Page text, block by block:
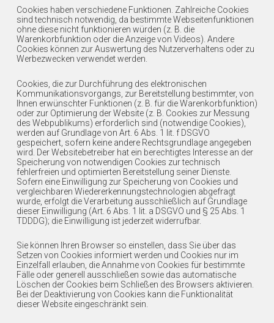
Cookies haben verschiedene Funktionen. Zahlreiche Cookies
sind technisch notwendig, da bestimmte Webseitenfunktionen
ohne diese nicht funktionieren würden (z. B. die
Warenkorbfunktion oder die Anzeige von Videos). Andere
Cookies können zur Auswertung des Nutzerverhaltens oder zu
Werbezwecken verwendet werden.
Cookies, die zur Durchführung des elektronischen
Kommunikationsvorgangs, zur Bereitstellung bestimmter, von
Ihnen erwünschter Funktionen (z. B. für die Warenkorbfunktion)
oder zur Optimierung der Website (z. B. Cookies zur Messung
des Webpublikums) erforderlich sind (notwendige Cookies),
werden auf Grundlage von Art. 6 Abs. 1 lit. f DSGVO
gespeichert, sofern keine andere Rechtsgrundlage angegeben
wird. Der Websitebetreiber hat ein berechtigtes Interesse an der
Speicherung von notwendigen Cookies zur technisch
fehlerfreien und optimierten Bereitstellung seiner Dienste.
Sofern eine Einwilligung zur Speicherung von Cookies und
vergleichbaren Wiedererkennungstechnologien abgefragt
wurde, erfolgt die Verarbeitung ausschließlich auf Grundlage
dieser Einwilligung (Art. 6 Abs. 1 lit. a DSGVO und § 25 Abs. 1
TDDDG); die Einwilligung ist jederzeit widerrufbar.
Sie können Ihren Browser so einstellen, dass Sie über das
Setzen von Cookies informiert werden und Cookies nur im
Einzelfall erlauben, die Annahme von Cookies für bestimmte
Fälle oder generell ausschließen sowie das automatische
Löschen der Cookies beim Schließen des Browsers aktivieren.
Bei der Deaktivierung von Cookies kann die Funktionalität
dieser Website eingeschränkt sein.